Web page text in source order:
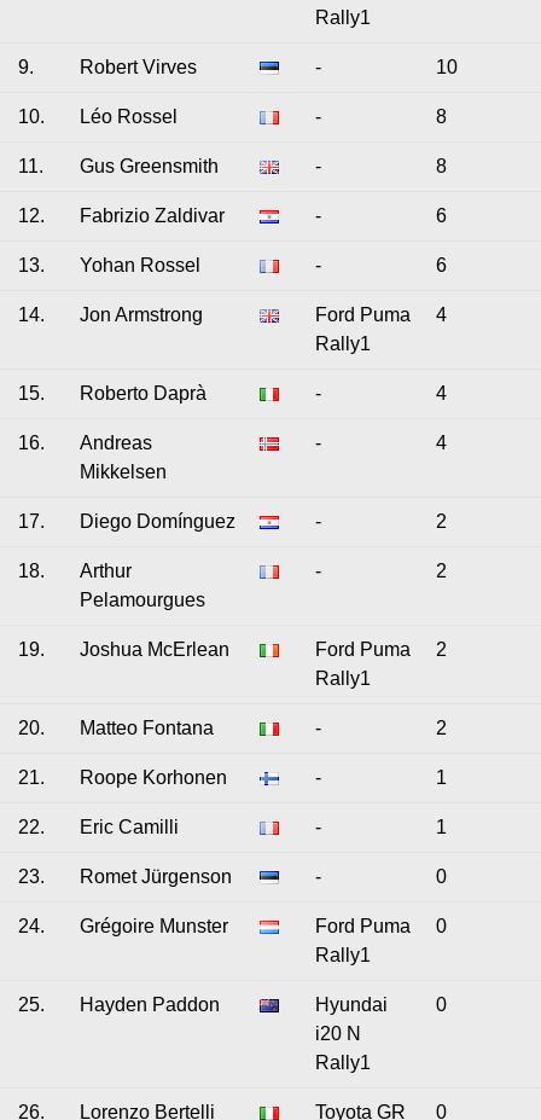
Rally1
9. Robert Virves - 10
10. Léo Rossel - 8
11. Gus Greensmith - 8
12. Fabrizio Zaldivar - 6
13. Yohan Rossel - 6
14. Jon Armstrong
Ford Puma
Rally1
4
15. Roberto Daprà - 4
16.
Andreas
Mikkelsen
- 4
17. Diego Domínguez - 2
18.
Arthur
Pelamourgues
- 2
19. Joshua McErlean
Ford Puma
Rally1
2
20. Matteo Fontana - 2
21. Roope Korhonen - 1
22. Eric Camilli - 1
23. Romet Jürgenson - 0
24. Grégoire Munster
Ford Puma
Rally1
0
25. Hayden Paddon
Hyundai
i20 N
Rally1
0
26. Lorenzo Bertelli Toyota GR 0